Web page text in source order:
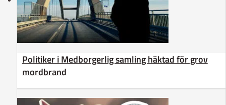
Politiker i Medborgerlig samling häktad för grov
mordbrand